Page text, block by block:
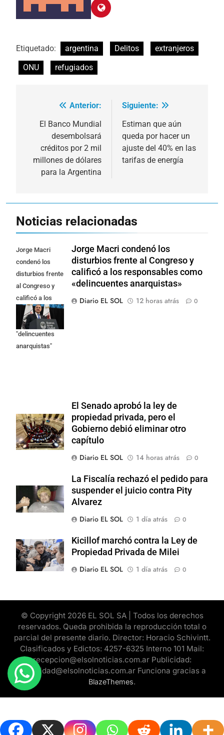
Etiquetado: argentina Delitos
extranjeros
ONU
refugiados
Navegación
entradas
Anterior:
El Banco Mundial
desembolsará
créditos por 2 mil
millones de dólares
para la Argentina
Siguiente:
Estiman que aún
queda por hacer un
ajuste del 40% en las
tarifas de energía
Noticias relacionadas
Jorge Macri
condenó los
disturbios frente
al Congreso y
calificó a los
responsables
como
"delincuentes
anarquistas"
Jorge Macri condenó los
disturbios frente al Congreso y
calificó a los responsables como
«delincuentes anarquistas»
Diario EL SOL
12 horas atrás 0
El Senado aprobó la ley de
propiedad privada, pero el
Gobierno debió eliminar otro
capítulo
Diario EL SOL
14 horas atrás 0
La Fiscalía rechazó el pedido para
suspender el juicio contra Pity
Alvarez
Diario EL SOL
1 día atrás 0
Kicillof marchó contra la Ley de
Propiedad Privada de Milei
Diario EL SOL
1 día atrás 0
© Copyright 2026 EL SOL SA | Todos los derechos
reservados. Queda prohibida la reproducción total o
parcial del presente diario. Director: Horacio Schivintt.
Clasificados y Edictos: 4257-6325 Interno 101 Mail:
recepcion@elsolnoticias.com.ar Publicidad:
publicidad@elsolnoticias.com.ar Funciona gracias a
BlazeThemes.